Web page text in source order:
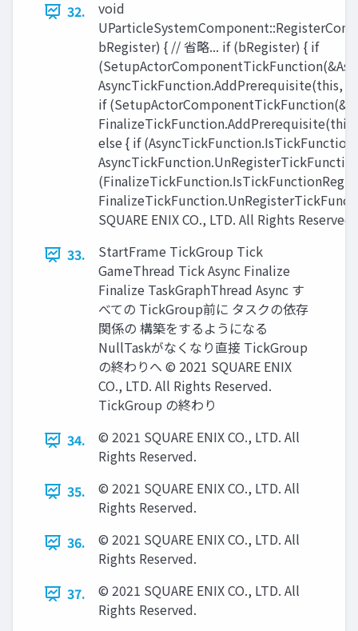
32.
void
bRegister) { // 省略... if (bRegister) { if
AsyncTickFunction.AddPrerequisite(this,
if
else { if
SQUARE ENIX CO., LTD. All Rights Reserved.
33.
StartFrame TickGroup Tick
GameThread Tick Async Finalize
Finalize TaskGraphThread Async す
べての TickGroup前に タスクの依存
関係の 構築をするようになる
NullTaskがなくなり直接 TickGroup
の終わりへ © 2021 SQUARE ENIX
CO., LTD. All Rights Reserved.
TickGroup の終わり
34.
© 2021 SQUARE ENIX CO., LTD. All
Rights Reserved.
35.
© 2021 SQUARE ENIX CO., LTD. All
Rights Reserved.
36.
© 2021 SQUARE ENIX CO., LTD. All
Rights Reserved.
37.
© 2021 SQUARE ENIX CO., LTD. All
Rights Reserved.